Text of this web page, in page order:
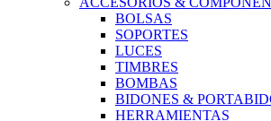
BOLSAS
SOPORTES
LUCES
TIMBRES
BOMBAS
BIDONES &
HERRAMIENTAS